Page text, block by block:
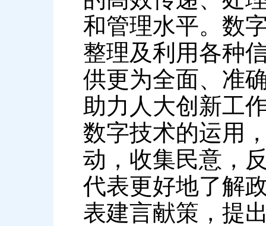
和管理水平。数
整理及利用各种
供更为全面、准
助力人大创新工
数字技术的运用
动，收集民意，
代表更好地了解
表建言献策，提